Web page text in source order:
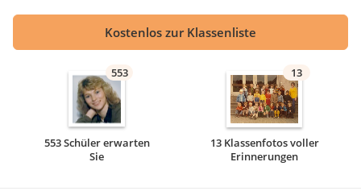
Kostenlos zur Klassenliste
553
553 Schüler erwarten
Sie
13
13 Klassenfotos voller
Erinnerungen